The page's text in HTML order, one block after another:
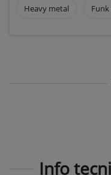
Heavy metal
Info